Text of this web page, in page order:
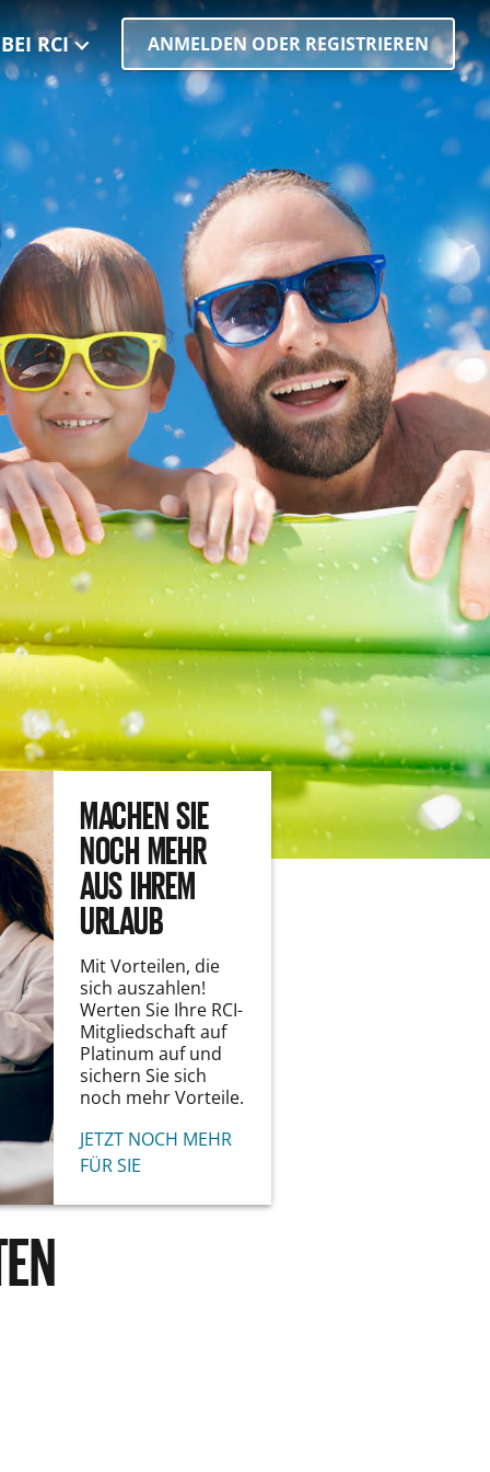
RCI ANMELDEN ODER REGISTRIEREN
MACHEN SIE
NOCH MEHR
AUS IHREM
URLAUB
Mit Vorteilen, die
sich auszahlen!
Werten Sie Ihre RCI-
Mitgliedschaft auf
Platinum auf und
sichern Sie sich
noch mehr Vorteile.
JETZT NOCH MEHR
FÜR SIE